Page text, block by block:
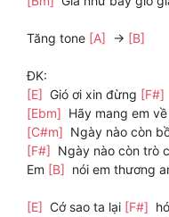
Tăng tone [A] -> [B]
ĐK:
[E] Gió ơi xin đừng [F#]
[Ebm] Hãy mang em về
[C#m] Ngày nào còn
[F#] Ngày nào còn trò
Em [B] nói em thương
[E] Cớ sao ta lại [F#]